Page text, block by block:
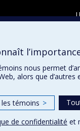
d’utilisation
nous permet
alors que
témoins >
de confidentialité et